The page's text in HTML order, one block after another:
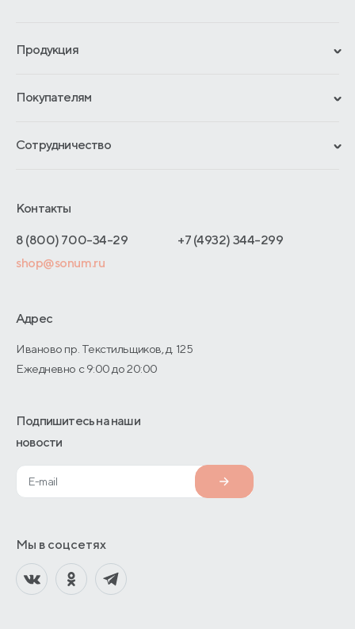
Продукция
Гарантии
Отзывы покупателей
Покупателям
Обмен и возврат
Как оформить заказ
Адреса магазинов
Договор-оферты
Сотрудничество
Отельерам
Оптовые продажи
О производстве
Контакты
8 (800) 700-34-29
+7 (4932) 344-299
shop@sonum.ru
Адрес
Иваново пр. Текстильщиков, д. 125
Ежедневно с 9:00 до 20:00
Подпишитесь на наши
новости
Мы в соцсетях